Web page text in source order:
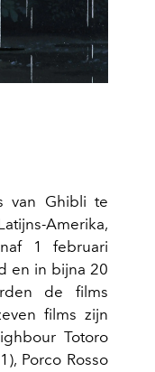
van Ghibli te
Amerika,
1 februari
en in bijna 20
de films
films zijn
Totoro
Porco Rosso